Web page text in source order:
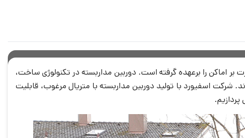
بر اماکن را برعهده گرفته است. دوربین مداربسته در تکنولوژی ساخت،
اسفیورد با تولید دوربین مداربسته با متریال مرغوب، قابلیت